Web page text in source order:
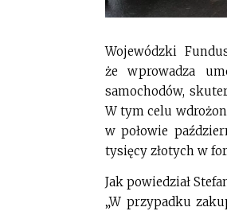
Wojewódzki
że wprowadza
samochodów,
W tym celu
w połowie
tysięcy złotych w
Jak powiedział
„W przypadku